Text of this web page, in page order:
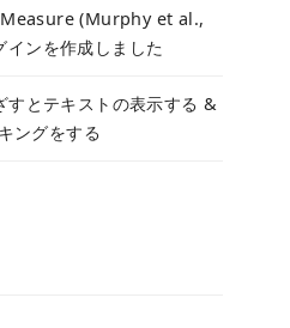
(Murphy et al.,
ンを作成しました
すとテキストの表示する &
ングをする